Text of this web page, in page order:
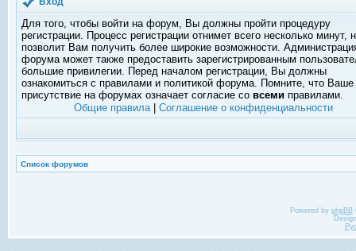
Для того, чтобы войти на форум, Вы должны пройти процедуру
регистрации. Процесс регистрации отнимет всего несколько минут,
позволит Вам получить более широкие возможности.
форума может также предоставить зарегистрированным
большие привилегии. Перед началом регистрации, Вы должны
ознакомиться с правилами и политикой форума. Помните, что Ваше
присутствие на форумах означает согласие со всеми правилами.
Общие правила| Соглашение о конфиденциальности
Список форумов
Powered by phpBB